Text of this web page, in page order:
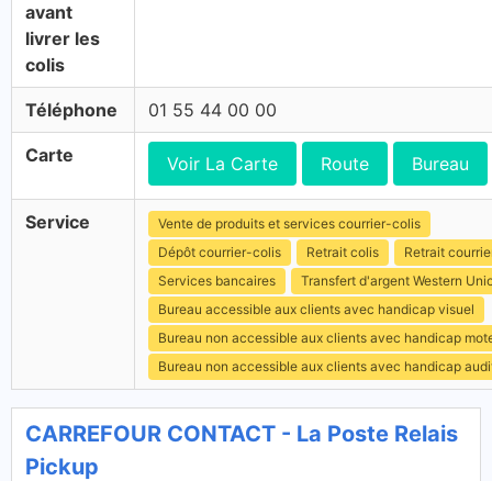
avant
livrer les
colis
Téléphone 01 55 44 00 00
Carte Voir La Carte Route Bureau
Service
Vente de produits et services courrier-colis
Dépôt courrier-colis
Retrait colis
Retrait
Services bancaires
Transfert d'argent Western
Bureau accessible aux clients avec handicap visuel
Bureau non accessible aux clients avec handicap
Bureau non accessible aux clients avec handicap
CARREFOUR CONTACT - La Poste Relais
Pickup